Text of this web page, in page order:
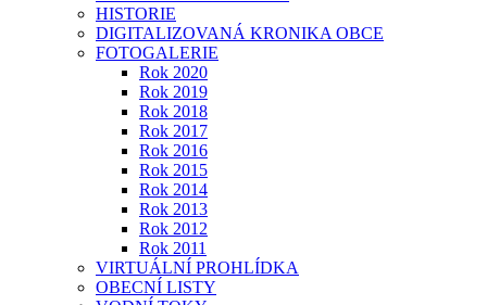
HISTORIE
DIGITALIZOVANÁ KRONIKA OBCE
FOTOGALERIE
Rok 2020
Rok 2019
Rok 2018
Rok 2017
Rok 2016
Rok 2015
Rok 2014
Rok 2013
Rok 2012
Rok 2011
VIRTUÁLNÍ PROHLÍDKA
OBECNÍ LISTY